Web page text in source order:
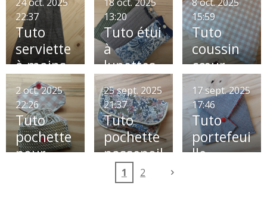
champag
ne
Tuto
serviette
à mains
22:37
Tuto étui
à
lunettes
13:20
Tuto
coussin
cœur
Octobre
Rose 💕
15:59
Tuto
pochette
pour
2 oct. 2025
22:26
Tuto
pochette
passepoil
25 sept. 2025
21:37
Tuto
portefeui
lle
17 sept. 2025
17:46
1 2